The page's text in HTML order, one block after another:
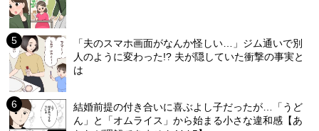
「夫のスマホ画面がなんか怪しい…」ジム通いで別
人のように変わった!? 夫が隠していた衝撃の事実と
は
結婚前提の付き合いに喜ぶよし子だったが…「うど
ん」と「オムライス」から始まる小さな違和感【あ